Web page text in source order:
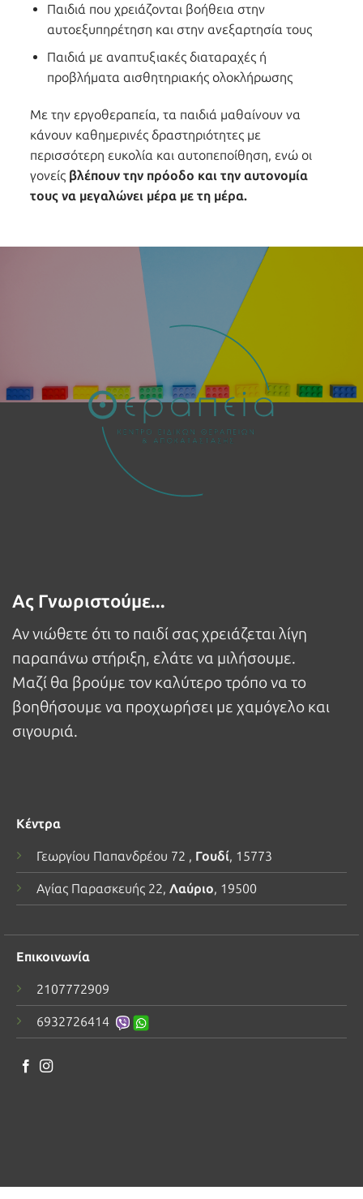
Παιδιά που χρειάζονται βοήθεια στην
αυτοεξυπηρέτηση και στην ανεξαρτησία τους
Παιδιά με αναπτυξιακές διαταραχές ή
προβλήματα αισθητηριακής ολοκλήρωσης
Με την εργοθεραπεία, τα παιδιά μαθαίνουν να
κάνουν καθημερινές δραστηριότητες με
περισσότερη ευκολία και αυτοπεποίθηση, ενώ οι
γονείς βλέπουν την πρόοδο και την αυτονομία
τους να μεγαλώνει μέρα με τη μέρα.
Ας Γνωριστούμε...
Αν νιώθετε ότι το παιδί σας χρειάζεται λίγη
παραπάνω στήριξη, ελάτε να μιλήσουμε.
Μαζί θα βρούμε τον καλύτερο τρόπο να το
βοηθήσουμε να προχωρήσει με χαμόγελο και
σιγουριά.
Κέντρα
Γεωργίου Παπανδρέου 72 , Γουδί, 15773
Αγίας Παρασκευής 22, Λαύριο, 19500
Επικοινωνία
2107772909
6932726414